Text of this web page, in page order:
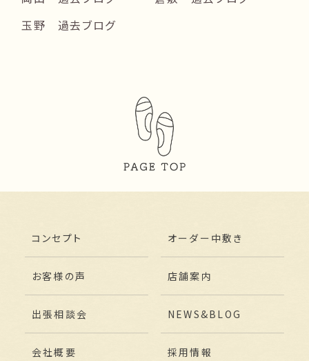
玉野 過去ブログ
コンセプト オーダー中敷き
お客様の声 店舗案内
出張相談会 NEWS&BLOG
会社概要 採用情報